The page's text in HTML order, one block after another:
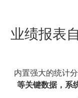
05 业绩报
内置强大的统计
等关键数据，系